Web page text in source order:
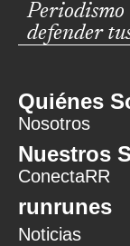
Periodismo
defender
Quiénes
Nosotros
Nuestros
ConectaRR
runrunes
Noticias